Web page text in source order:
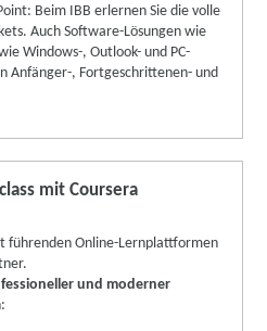
Beim IBB erlernen Sie die volle
Auch Software-Lösungen wie
Windows-, Outlook- und PC-
Anfänger-, Fortgeschrittenen- und
mit Coursera
führenden Online-Lernplattformen
und moderner